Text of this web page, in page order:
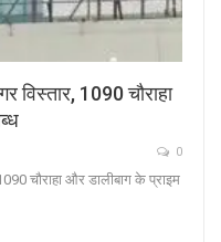
विस्तार, 1090 चौराहा
0
चौराहा और डालीबाग के प्राइम